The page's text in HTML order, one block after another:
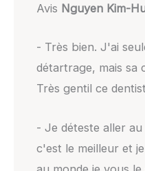
Avis Nguyen Kim-
- Très bien. J'ai
détartrage, mais sa
Très gentil ce
- Je déteste aller
c'est le meilleur et